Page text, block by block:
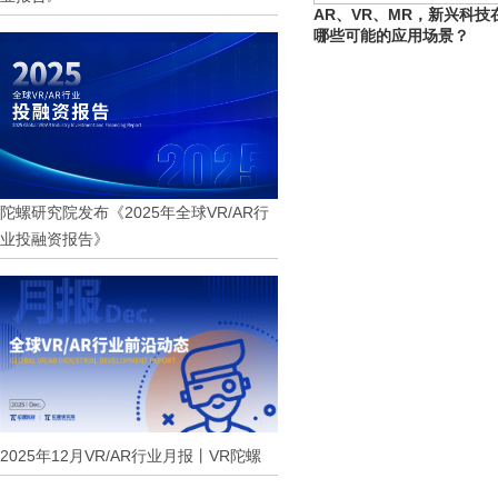
陀螺研究院发布《2025年全球VR/AR行
业投融资报告》
2025年12月VR/AR行业月报丨VR陀螺
AR、VR、MR，新兴科技
哪些可能的应用场景？